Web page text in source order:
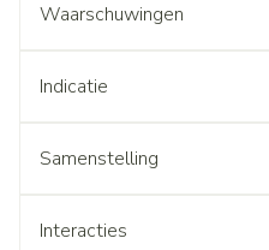
Waarschuwingen
Indicatie
Samenstelling
Interacties